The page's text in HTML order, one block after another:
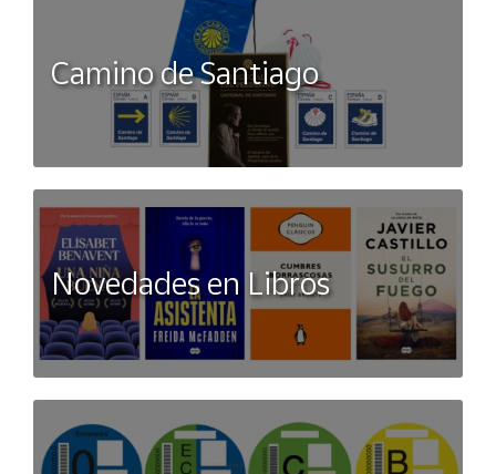
Camino de Santiago
Novedades en Libros